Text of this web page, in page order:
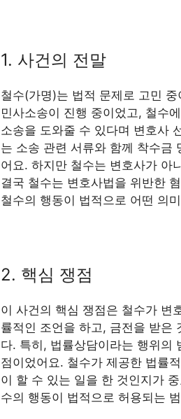
1. 사건의 전말
철수(가명)는 법적 문제로 고민
민사소송이 진행 중이었고, 철수
소송을 도와줄 수 있다며 변호사
는 소송 관련 서류와 함께 착수금
어요. 하지만 철수는 변호사가 아
결국 철수는 변호사법을 위반한
철수의 행동이 법적으로 어떤 의
2. 핵심 쟁점
이 사건의 핵심 쟁점은 철수가 변
률적인 조언을 하고, 금전을 받은
다. 특히, 법률상담이라는 행위의
점이었어요. 철수가 제공한 법률
이 할 수 있는 일을 한 것인지가
수의 행동이 법적으로 허용되는